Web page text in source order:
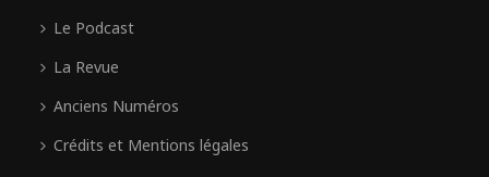
Le Podcast
La Revue
Anciens Numéros
Crédits et Mentions légales